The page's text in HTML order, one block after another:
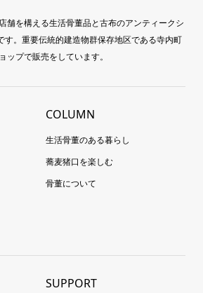
舗を構える生活骨董品と古布のアンティークシ
す。重要伝統的建造物群保存地区である寺内町
ップで販売をしています。
COLUMN
生活骨董のある暮らし
蕎麦猪口を楽しむ
骨董について
SUPPORT